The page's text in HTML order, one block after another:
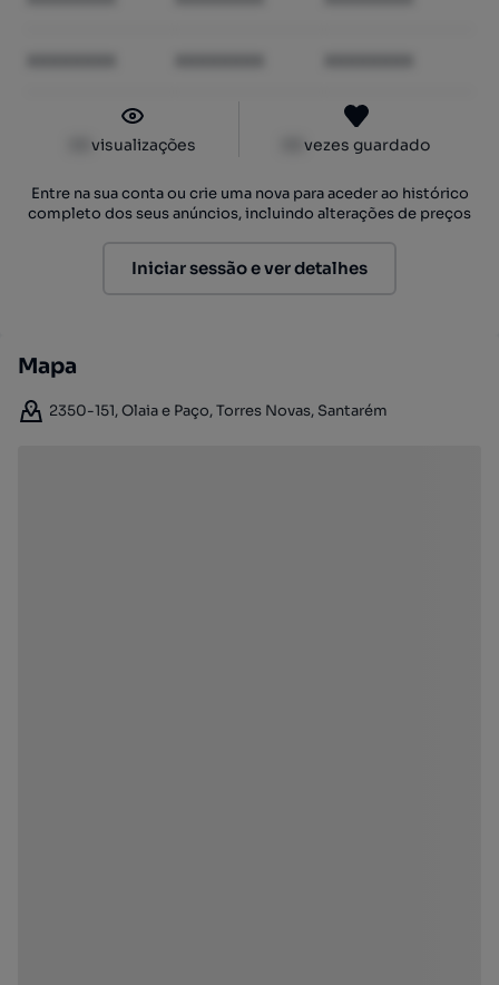
visualizações vezes guardado
Entre na sua conta ou crie uma nova para aceder ao histórico
completo dos seus anúncios, incluindo alterações de preços
Iniciar sessão e ver detalhes
Mapa
2350-151, Olaia e Paço, Torres Novas, Santarém